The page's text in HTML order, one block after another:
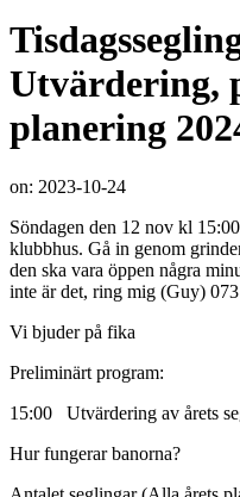
Utvärdering,
planering
on: 2023-10-24
Söndagen den 12 nov kl
klubbhus. Gå in genom
den ska vara öppen några
inte är det, ring mig (Guy)
Vi bjuder på fika
Preliminärt program:
15:00 Utvärdering av årets
Hur fungerar banorna?